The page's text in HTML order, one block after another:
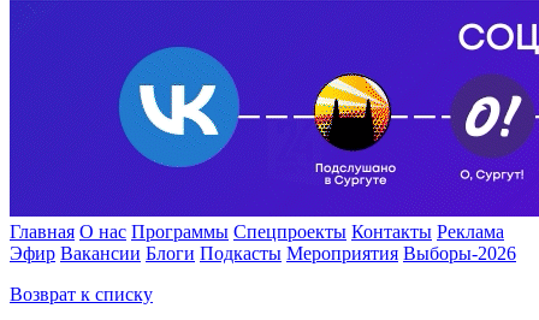
Главная О нас Программы Спецпроекты Контакты Реклама
Эфир Вакансии Блоги Подкасты Мероприятия Выборы-2026
Возврат к списку